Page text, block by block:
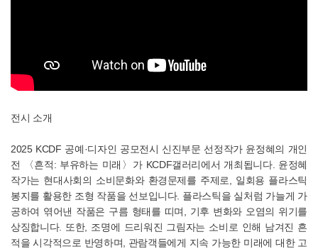
전시 소개
2025 KCDF 공예·디자인 공모전시 신진부문 선정작가 윤정혜의 개인
전 〈흔적: 부유하는 미래〉가 KCDF갤러리에서 개최됩니다. 윤정혜
작가는 현대사회의 소비문화와 환경문제를 주제로, 일회용 플라스틱
봉지를 활용한 조형 작품을 선보입니다. 플라스틱을 실처럼 가늘게 가
공하여 엮어낸 작품은 구름 형태를 띠며, 기후 변화와 오염의 위기를
상징합니다.
또한, 조명에 드리워진 그림자는 소비로 인해 남겨진 흔
적을 시각적으로 반영하며, 관람객들에게 지속 가능한 미래에 대한 고